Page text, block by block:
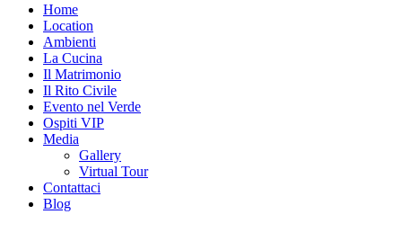
Home
Location
Ambienti
La Cucina
Il Matrimonio
Il Rito Civile
Evento nel Verde
Ospiti VIP
Media
Gallery
Virtual Tour
Contattaci
Blog